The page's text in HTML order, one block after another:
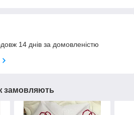
14 днів за домовленістю
замовляють